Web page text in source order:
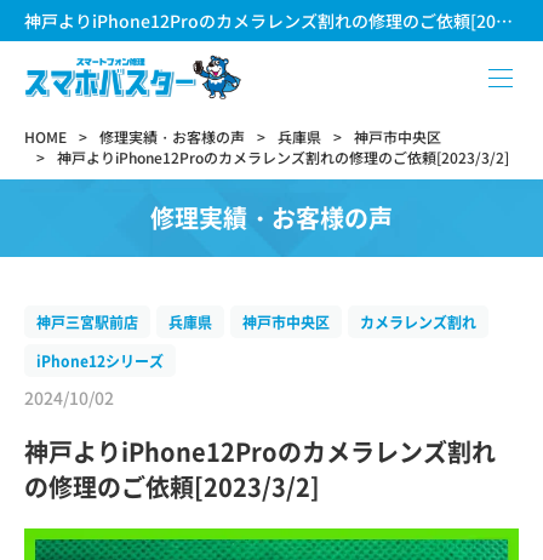
神戸よりiPhone12Proのカメラレンズ割れの修理のご依頼[2023/3/2]
HOME 修理実績・お客様の声 兵庫県
神戸市中央区
神戸よりiPhone12Proのカメラレンズ割れの修理のご依頼[2023/3/2]
修理実績・お客様の声
神戸三宮駅前店 兵庫県 神戸市中央区
カメラレンズ割れ
iPhone12シリーズ
2024/10/02
神戸よりiPhone12Proのカメラレンズ割れ
の修理のご依頼[2023/3/2]